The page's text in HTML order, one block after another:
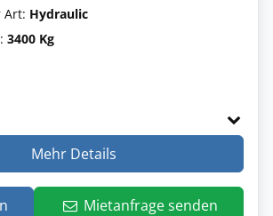
Art: Hydraulic
3400 Kg
Mehr Details
Mietanfrage senden